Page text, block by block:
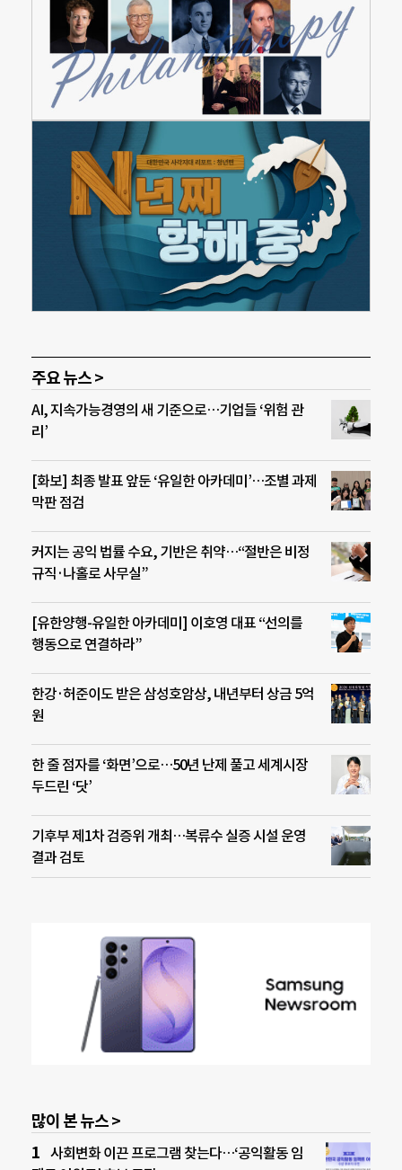
주요 뉴스 >
AI, 지속가능경영의 새 기준으로…기업들 ‘위험 관
리’
[화보] 최종 발표 앞둔 ‘유일한 아카데미’…조별 과제
막판 점검
커지는 공익 법률 수요, 기반은 취약…“절반은 비정
규직·나홀로 사무실”
[유한양행-유일한 아카데미] 이호영 대표 “선의를
행동으로 연결하라”
한강·허준이도 받은 삼성호암상, 내년부터 상금 5억
원
한 줄 점자를 ‘화면’으로…50년 난제 풀고 세계시장
두드린 ‘닷’
기후부 제1차 검증위 개최…복류수 실증 시설 운영
결과 검토
많이 본 뉴스 >
사회변화 이끈 프로그램 찾는다…‘공익활동 임